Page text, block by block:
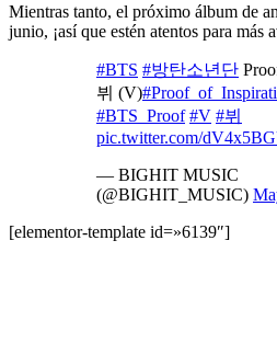
Mientras tanto, el próximo álbum de
junio, ¡así que estén atentos para más
#BTS #방탄소년단
뷔 (V)
#BTS_Proof #V #뷔
pic.twitter.com/
— BIGHIT MUSIC
(@BIGHIT_MUSIC)
[elementor-template id=»6139″]